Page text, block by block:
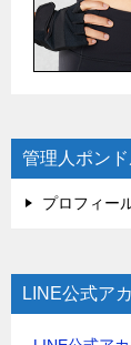
管理人ポン
プロフィー
LINE公式ア